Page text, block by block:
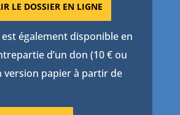
LE DOSSIER EN LIGNE
est également disponible en
d’un don (10 € ou
version papier à partir de